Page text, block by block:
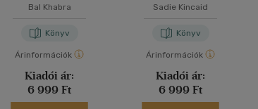
Bal Khabra
Könyv
Árinformációk
Kiadói ár:
6 999 Ft
Sadie Kincaid
Könyv
Árinformációk
Kiadói ár:
6 999 Ft